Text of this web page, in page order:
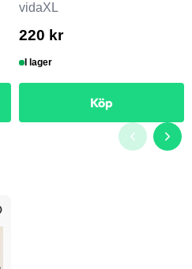
vidaXL
220 kr
I lager
Köp